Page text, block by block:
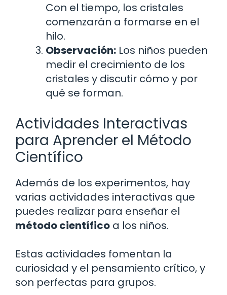
Con el tiempo, los cristales
comenzarán a formarse en el
hilo.
Observación: Los niños pueden
medir el crecimiento de los
cristales y discutir cómo y por
qué se forman.
Actividades Interactivas
para Aprender el Método
Científico
Además de los experimentos, hay
varias actividades interactivas que
puedes realizar para enseñar el
método científico a los niños.
Estas actividades fomentan la
curiosidad y el pensamiento crítico, y
son perfectas para grupos.